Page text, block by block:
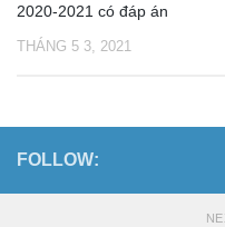
2020-2021 có đáp án
THÁNG 5 3, 2021
FOLLOW: